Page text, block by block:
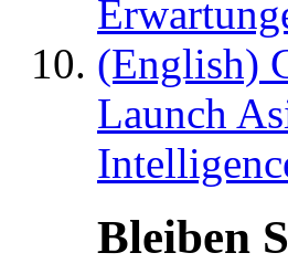
(English)
Launch
Bleiben